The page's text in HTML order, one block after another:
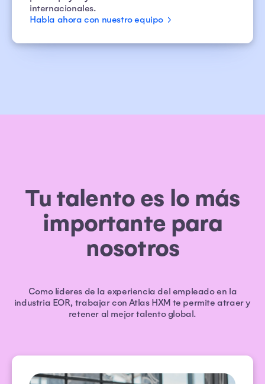
internacionales.
Habla ahora con nuestro equipo
Tu talento es lo más
importante para
nosotros
Como líderes de la experiencia del empleado en la
industria EOR, trabajar con Atlas HXM te permite atraer y
retener al mejor talento global.